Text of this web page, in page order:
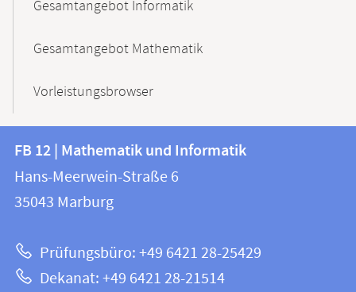
Gesamtangebot Informatik
Gesamtangebot Mathematik
Vorleistungsbrowser
Kontakt
und
Informationen
Website
FB
12
|
und
Informatik
FB 12 | Mathematik und Informatik
Hans-Meerwein-Straße 6
35043 Marburg
Prüfungsbüro: +49 6421 28-25429
Dekanat: +49 6421 28-21514